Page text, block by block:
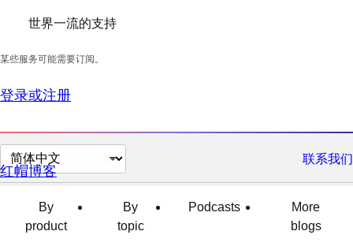
世界一流的支持
某些服务可能需要订阅。
登录或注册
切
换
联系我们
红帽博客
By
product
By
topic
Podcasts
More
blogs